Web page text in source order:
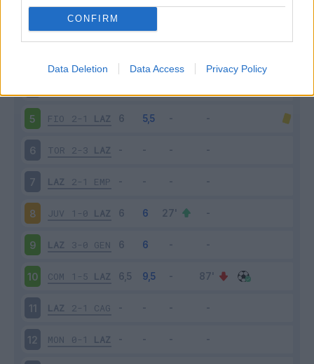
CONFIRM
Data Deletion Data Access Privacy Policy
2-1 LAZ
5 FIO 2-1 LAZ
6 TOR 2-3 LAZ
7 LAZ 2-1 EMP
8 JUV 1-0 LAZ
9 LAZ 3-0 GEN
10 COM 1-5 LAZ
11 LAZ 2-1 CAG
12 MON 0-1 LAZ